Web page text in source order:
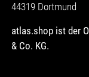
44319 Dortmund
atlas.shop ist der
& Co. KG.